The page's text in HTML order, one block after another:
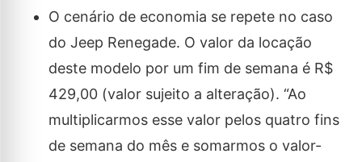
O cenário de economia se repete no caso
do Jeep Renegade. O valor da locação
deste modelo por um fim de semana é R$
429,00 (valor sujeito a alteração). “Ao
multiplicarmos esse valor pelos quatro fins
de semana do mês e somarmos o valor-